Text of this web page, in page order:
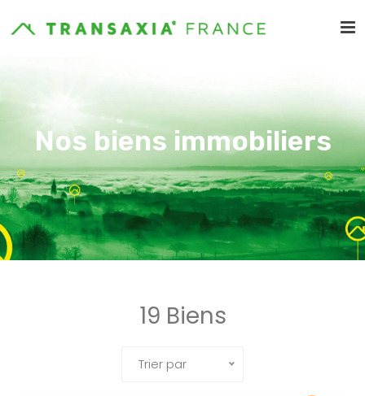
Nos biens immobiliers
19 Biens
Trier par